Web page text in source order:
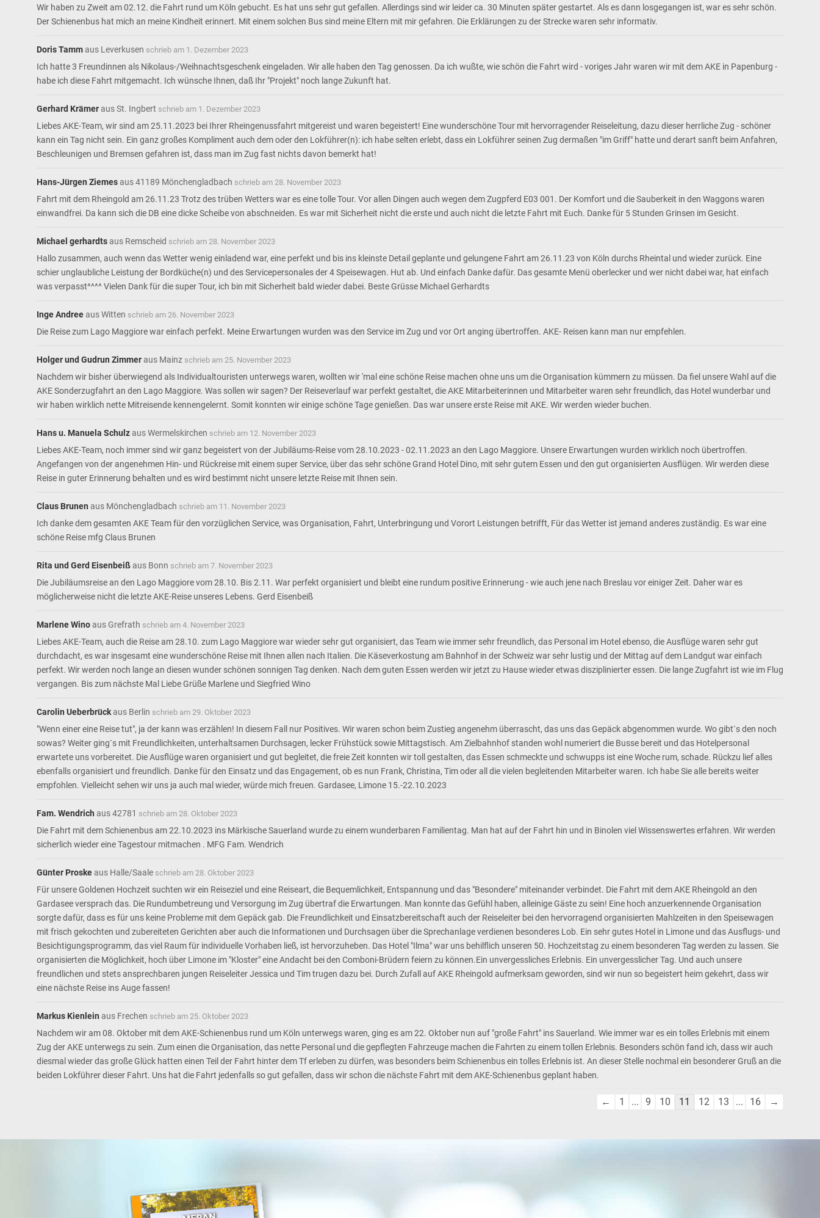
Wir haben zu Zweit am 02.12. die Fahrt rund um Köln gebucht. Es hat uns sehr gut gefallen. Allerdings sind wir leider ca. 30 Minuten später gestartet. Als es dann losgegangen ist, war es sehr schön.
Der Schienenbus hat mich an meine Kindheit erinnert. Mit einem solchen Bus sind meine Eltern mit mir gefahren. Die Erklärungen zu der Strecke waren sehr informativ.
Doris Tammaus Leverkusen schrieb am 1. Dezember 2023
Ich hatte 3 Freundinnen als Nikolaus-/Weihnachtsgeschenk eingeladen. Wir alle haben den Tag genossen. Da ich wußte, wie schön die Fahrt wird - voriges Jahr waren wir mit dem AKE in Papenburg -
habe ich diese Fahrt mitgemacht. Ich wünsche Ihnen, daß Ihr "Projekt" noch lange Zukunft hat.
Gerhard KrämerausSt. Ingbert schrieb am 1. Dezember 2023
Liebes AKE-Team, wir sind am 25.11.2023 bei Ihrer Rheingenussfahrt mitgereist und waren begeistert! Eine wunderschöne Tour mit hervorragender Reiseleitung, dazu dieser herrliche Zug - schöner
kann ein Tag nicht sein. Ein ganz großes Kompliment auch dem oder den Lokführer(n): ich habe selten erlebt, dass ein Lokführer seinen Zug dermaßen "im Griff" hatte und derart sanft beim Anfahren,
Beschleunigen und Bremsen gefahren ist, dass man im Zug fast nichts davon bemerkt hat!
Hans-Jürgen Ziemesaus41189 Mönchengladbach schrieb am 28. November 2023
Fahrt mit dem Rheingold am 26.11.23 Trotz des trüben Wetters war es eine tolle Tour. Vor allen Dingen auch wegen dem Zugpferd E03 001. Der Komfort und die Sauberkeit in den Waggons waren
einwandfrei. Da kann sich die DB eine dicke Scheibe von abschneiden. Es war mit Sicherheit nicht die erste und auch nicht die letzte Fahrt mit Euch. Danke für 5 Stunden Grinsen im Gesicht.
Michael gerhardtsaus Remscheid schrieb am 28. November 2023
Hallo zusammen, auch wenn das Wetter wenig einladend war, eine perfekt und bis ins kleinste Detail geplante und gelungene Fahrt am 26.11.23 von Köln durchs Rheintal und wieder zurück. Eine
schier unglaubliche Leistung der Bordküche(n) und des Servicepersonales der 4 Speisewagen. Hut ab. Und einfach Danke dafür. Das gesamte Menü oberlecker und wer nicht dabei war, hat einfach
was verpasst^^^^ Vielen Dank für die super Tour, ich bin mit Sicherheit bald wieder dabei. Beste Grüsse Michael Gerhardts
Inge AndreeausWitten schrieb am 26. November 2023
Die Reise zum Lago Maggiore war einfach perfekt. Meine Erwartungen wurden was den Service im Zug und vor Ort anging übertroffen. AKE- Reisen kann man nur empfehlen.
Holger und Gudrun Zimmeraus Mainz schrieb am 25. November 2023
Nachdem wir bisher überwiegend als Individualtouristen unterwegs waren, wollten wir 'mal eine schöne Reise machen ohne uns um die Organisation kümmern zu müssen. Da fiel unsere Wahl auf die
AKE Sonderzugfahrt an den Lago Maggiore. Was sollen wir sagen? Der Reiseverlauf war perfekt gestaltet, die AKE Mitarbeiterinnen und Mitarbeiter waren sehr freundlich, das Hotel wunderbar und
wir haben wirklich nette Mitreisende kennengelernt. Somit konnten wir einige schöne Tage genießen. Das war unsere erste Reise mit AKE. Wir werden wieder buchen.
Hans u. Manuela SchulzausWermelskirchen schrieb am 12. November 2023
Liebes AKE-Team, noch immer sind wir ganz begeistert von der Jubiläums-Reise vom 28.10.2023 - 02.11.2023 an den Lago Maggiore. Unsere Erwartungen wurden wirklich noch übertroffen.
Angefangen von der angenehmen Hin- und Rückreise mit einem super Service, über das sehr schöne Grand Hotel Dino, mit sehr gutem Essen und den gut organisierten Ausflügen. Wir werden diese
Reise in guter Erinnerung behalten und es wird bestimmt nicht unsere letzte Reise mit Ihnen sein.
Claus Brunen aus Mönchengladbach schrieb am 11. November 2023
Ich danke dem gesamten AKE Team für den vorzüglichen Service, was Organisation, Fahrt, Unterbringung und Vorort Leistungen betrifft, Für das Wetter ist jemand anderes zuständig. Es war eine
schöne Reise mfg Claus Brunen
Rita und Gerd Eisenbeißaus Bonn schrieb am 7. November 2023
Die Jubiläumsreise an den Lago Maggiore vom 28.10. Bis 2.11. War perfekt organisiert und bleibt eine rundum positive Erinnerung - wie auch jene nach Breslau vor einiger Zeit. Daher war es
möglicherweise nicht die letzte AKE-Reise unseres Lebens. Gerd Eisenbeiß
Marlene Winoaus Grefrath schrieb am 4. November 2023
Liebes AKE-Team, auch die Reise am 28.10. zum Lago Maggiore war wieder sehr gut organisiert, das Team wie immer sehr freundlich, das Personal im Hotel ebenso, die Ausflüge waren sehr gut
durchdacht, es war insgesamt eine wunderschöne Reise mit Ihnen allen nach Italien. Die Käseverkostung am Bahnhof in der Schweiz war sehr lustig und der Mittag auf dem Landgut war einfach
perfekt. Wir werden noch lange an diesen wunder schönen sonnigen Tag denken. Nach dem guten Essen werden wir jetzt zu Hause wieder etwas disziplinierter essen. Die lange Zugfahrt ist wie im Flug
vergangen. Bis zum nächste Mal Liebe Grüße Marlene und Siegfried Wino
Carolin Ueberbrückaus Berlin schrieb am 29. Oktober 2023
"Wenn einer eine Reise tut", ja der kann was erzählen! In diesem Fall nur Positives. Wir waren schon beim Zustieg angenehm überrascht, das uns das Gepäck abgenommen wurde. Wo gibt`s den noch
sowas? Weiter ging`s mit Freundlichkeiten, unterhaltsamen Durchsagen, lecker Frühstück sowie Mittagstisch. Am Zielbahnhof standen wohl numeriert die Busse bereit und das Hotelpersonal
erwartete uns vorbereitet. Die Ausflüge waren organisiert und gut begleitet, die freie Zeit konnten wir toll gestalten, das Essen schmeckte und schwupps ist eine Woche rum, schade. Rückzu lief alles
ebenfalls organisiert und freundlich. Danke für den Einsatz und das Engagement, ob es nun Frank, Christina, Tim oder all die vielen begleitenden Mitarbeiter waren. Ich habe Sie alle bereits weiter
empfohlen. Vielleicht sehen wir uns ja auch mal wieder, würde mich freuen. Gardasee, Limone 15.-22.10.2023
Fam. Wendrich aus42781 schrieb am 28. Oktober 2023
Die Fahrt mit dem Schienenbus am 22.10.2023 ins Märkische Sauerland wurde zu einem wunderbaren Familientag. Man hat auf der Fahrt hin und in Binolen viel Wissenswertes erfahren. Wir werden
sicherlich wieder eine Tagestour mitmachen . MFG Fam. Wendrich
Günter Proskeaus Halle/Saale schrieb am 28. Oktober 2023
Für unsere Goldenen Hochzeit suchten wir ein Reiseziel und eine Reiseart, die Bequemlichkeit, Entspannung und das "Besondere" miteinander verbindet. Die Fahrt mit dem AKE Rheingold an den
Gardasee versprach das. Die Rundumbetreung und Versorgung im Zug übertraf die Erwartungen. Man konnte das Gefühl haben, alleinige Gäste zu sein! Eine hoch anzuerkennende Organisation
sorgte dafür, dass es für uns keine Probleme mit dem Gepäck gab. Die Freundlichkeit und Einsatzbereitschaft auch der Reiseleiter bei den hervorragend organisierten Mahlzeiten in den Speisewagen
mit frisch gekochten und zubereiteten Gerichten aber auch die Informationen und Durchsagen über die Sprechanlage verdienen besonderes Lob. Ein sehr gutes Hotel in Limone und das Ausflugs- und
Besichtigungsprogramm, das viel Raum für individuelle Vorhaben ließ, ist hervorzuheben. Das Hotel "Ilma" war uns behilflich unseren 50. Hochzeitstag zu einem besonderen Tag werden zu lassen. Sie
organisierten die Möglichkeit, hoch über Limone im "Kloster" eine Andacht bei den Comboni-Brüdern feiern zu können.Ein unvergessliches Erlebnis. Ein unvergesslicher Tag. Und auch unsere
freundlichen und stets ansprechbaren jungen Reiseleiter Jessica und Tim trugen dazu bei. Durch Zufall auf AKE Rheingold aufmerksam geworden, sind wir nun so begeistert heim gekehrt, dass wir
eine nächste Reise ins Auge fassen!
Markus Kienlein aus Frechen schrieb am 25. Oktober 2023
Nachdem wir am 08. Oktober mit dem AKE-Schienenbus rund um Köln unterwegs waren, ging es am 22. Oktober nun auf "große Fahrt" ins Sauerland. Wie immer war es ein tolles Erlebnis mit einem
Zug der AKE unterwegs zu sein. Zum einen die Organisation, das nette Personal und die gepflegten Fahrzeuge machen die Fahrten zu einem tollen Erlebnis. Besonders schön fand ich, dass wir auch
diesmal wieder das große Glück hatten einen Teil der Fahrt hinter dem Tf erleben zu dürfen, was besonders beim Schienenbus ein tolles Erlebnis ist. An dieser Stelle nochmal ein besonderer Gruß an die
beiden Lokführer dieser Fahrt. Uns hat die Fahrt jedenfalls so gut gefallen, dass wir schon die nächste Fahrt mit dem AKE-Schienenbus geplant haben.
Navigation
← 1 ... 9 10 11 12 13 ... 16 →